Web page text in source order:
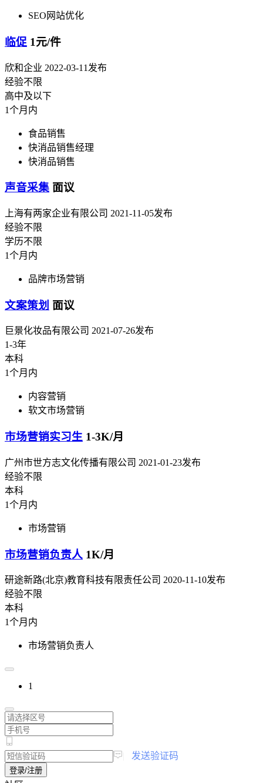
SEO网站优化
临促 1元/件
欣和企业 2022-03-11发布
经验不限
高中及以下
1个月内
食品销售
快消品销售经理
快消品销售
声音采集 面议
上海有两家企业有限公司 2021-11-05发布
经验不限
学历不限
1个月内
品牌市场营销
文案策划 面议
巨景化妆品有限公司 2021-07-26发布
1-3年
本科
1个月内
内容营销
软文市场营销
市场营销实习生 1-3K/月
广州市世方志文化传播有限公司 2021-01-23发布
经验不限
本科
1个月内
市场营销
市场营销负责人 1K/月
研途新路(北京)教育科技有限责任公司 2020-11-10发布
经验不限
本科
1个月内
市场营销负责人
1
发送验证码
登录/注册